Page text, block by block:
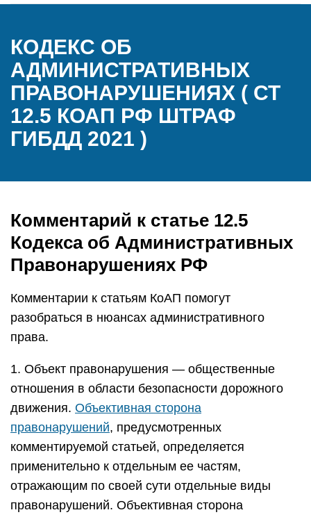
КОДЕКС ОБ
АДМИНИСТРАТИВНЫХ
ПРАВОНАРУШЕНИЯХ ( СТ
12.5 КОАП РФ ШТРАФ
ГИБДД 2021 )
Комментарий к статье 12.5
Кодекса об Административных
Правонарушениях РФ
Комментарии к статьям КоАП помогут
разобраться в нюансах административного
права.
1. Объект правонарушения — общественные
отношения в области безопасности дорожного
движения. Объективная сторона
правонарушений, предусмотренных
комментируемой статьей, определяется
применительно к отдельным ее частям,
отражающим по своей сути отдельные виды
правонарушений. Объективная сторона